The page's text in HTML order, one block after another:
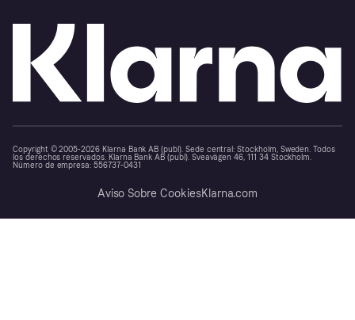
Copyright © 2005-2026 Klarna Bank AB (publ). Sede central: Stockholm, Sweden. Todos
los derechos reservados. Klarna Bank AB (publ). Sveavägen 46, 111 34 Stockholm.
Número de empresa: 556737-0431
Aviso Sobre CookiesKlarna.com